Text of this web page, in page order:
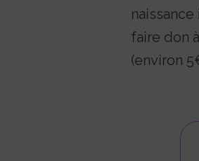
faire don
(environ